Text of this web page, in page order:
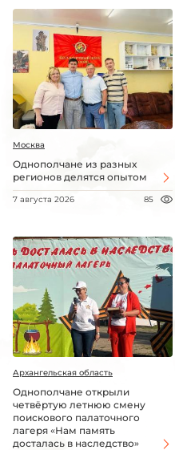
Москва
Однополчане из разных
регионов делятся опытом
7 августа 2026 85
Архангельская область
Однополчане открыли
четвёртую летнюю смену
поискового палаточного
лагеря «Нам память
досталась в наследство»